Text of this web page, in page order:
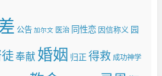
公告 加尔文 医治 同性恋 因信称义 园
奉献 婚姻 归正 得救 成功神学